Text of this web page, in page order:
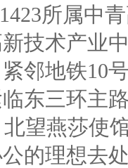
所属中
技术产业
邻地铁10
东三环主
望燕莎使
的理想去